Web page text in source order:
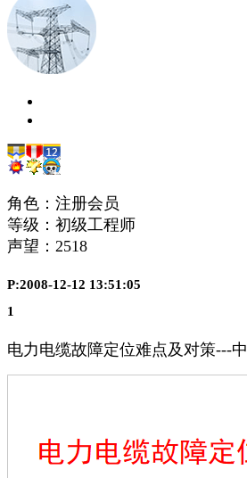
角色：注册会员
等级：初级工程师
声望： 2518
P:2008-12-12 13:51:05
1
电力电缆故障定位难点及对策---